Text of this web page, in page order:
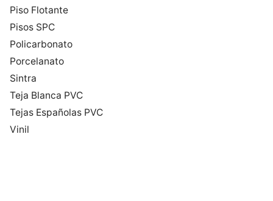
Piso Flotante
Pisos SPC
Policarbonato
Porcelanato
Sintra
Teja Blanca PVC
Tejas Españolas PVC
Vinil